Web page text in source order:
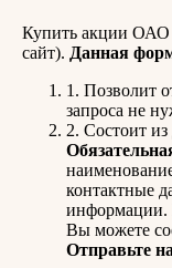
Купить акции ОАО
сайт). Данная
1. Позволит
запроса не
2. Состоит из
контактные
информации.
Вы можете
Отправьте